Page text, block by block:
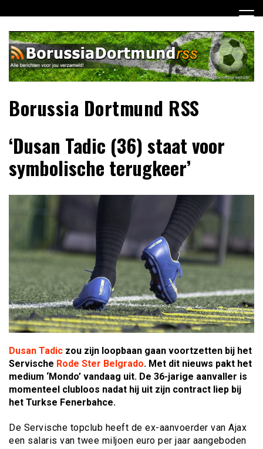
naar
inhoud
Borussia Dortmund RSS
‘Dusan Tadic (36) staat voor
symbolische terugkeer’
Dusan Tadic zou zijn loopbaan gaan voortzetten bij het
Servische Rode Ster Belgrado. Met dit nieuws pakt het
medium ‘Mondo’ vandaag uit. De 36-jarige aanvaller is
momenteel clubloos nadat hij uit zijn contract liep bij
het Turkse Fenerbahce.
De Servische topclub heeft de ex-aanvoerder van Ajax
een salaris van twee miljoen euro per jaar aangeboden